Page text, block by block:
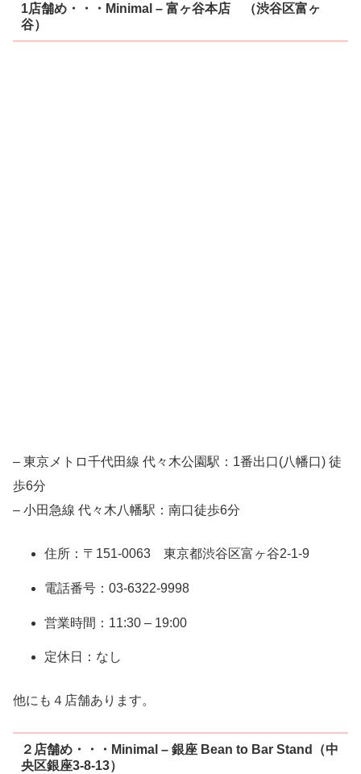
1店舗め・・・Minimal – 富ヶ谷本店 （渋谷区富ヶ
谷）
– 東京メトロ千代田線 代々木公園駅：1番出口(八幡口) 徒
歩6分
– 小田急線 代々木八幡駅：南口徒歩6分
住所：〒151-0063 東京都渋谷区富ヶ谷2-1-9
電話番号：03-6322-9998
営業時間：11:30 – 19:00
定休日：なし
他にも４店舗あります。
２店舗め・・・Minimal – 銀座 Bean to Bar Stand（中
央区銀座3-8-13）